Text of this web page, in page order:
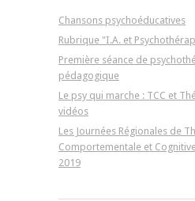
Chansons psychoéducatives
Rubrique "I.A. et
Première séance de
pédagogique
Le psy qui marche : TCC et
vidéos
Les Journées Régionales de
Comportementale et
2019